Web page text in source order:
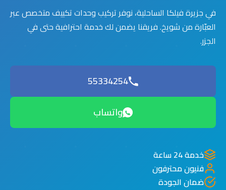
في جزيرة فيلكا الساحلية، نوفر تركيب وحدات تكييف متخصص عبر
العبّارة من شويخ. فريقنا يضمن لك خدمة احترافية حتى في
الجزر.
55334254
واتساب
خدمة 24 ساعة
فنيون محترفون
ضمان الجودة